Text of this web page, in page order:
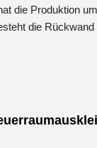
die Produktion
die Rückwand